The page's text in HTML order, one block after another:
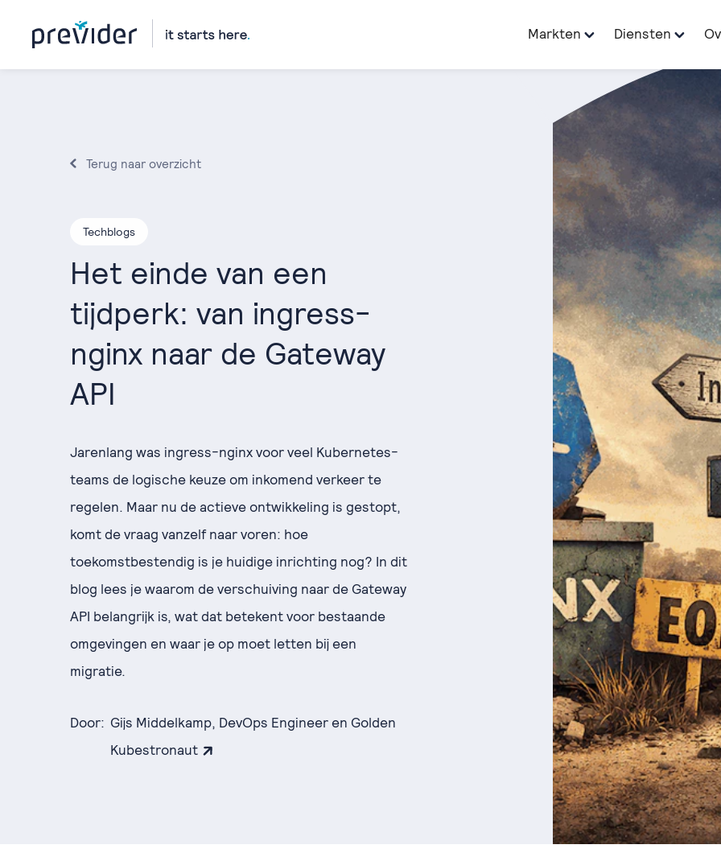
Markten Diensten
Terug naar overzicht
Techblogs
Het einde van een
tijdperk: van ingress-
nginx naar de Gateway
API
Jarenlang was ingress-nginx voor veel Kubernetes-
teams de logische keuze om inkomend verkeer te
regelen. Maar nu de actieve ontwikkeling is gestopt,
komt de vraag vanzelf naar voren: hoe
toekomstbestendig is je huidige inrichting nog? In dit
blog lees je waarom de verschuiving naar de Gateway
API belangrijk is, wat dat betekent voor bestaande
omgevingen en waar je op moet letten bij een
migratie.
Door: Gijs Middelkamp, DevOps Engineer en Golden
Kubestronaut